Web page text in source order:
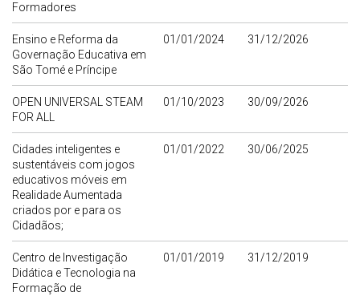
Formadores
Ensino e Reforma da
Governação Educativa em
São Tomé e Príncipe
01/01/2024 31/12/2026
OPEN UNIVERSAL STEAM
FOR ALL
01/10/2023 30/09/2026
Cidades inteligentes e
sustentáveis com jogos
educativos móveis em
Realidade Aumentada
criados por e para os
Cidadãos;
01/01/2022 30/06/2025
Centro de Investigação
Didática e Tecnologia na
Formação de
01/01/2019 31/12/2019